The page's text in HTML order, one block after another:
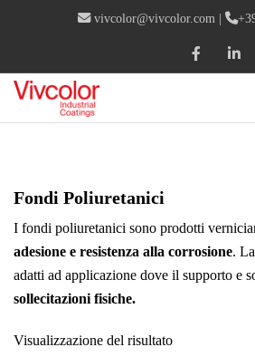
vivcolor@vivcolor.com |
Fondi Poliuretanici
I fondi poliuretanici sono prodotti
adesione e resistenza alla corrosione.
adatti ad applicazione dove il supporto e
sollecitazioni fisiche.
Visualizzazione del risultato